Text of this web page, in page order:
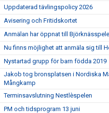
Uppdaterad tävlingspolicy 2026
Avisering och Fritidskortet
Anmälan har öppnat till
Nu finns möjlighet att anmäla sig till
Nystartad grupp för barn födda 2019
Jakob tog bronsplatsen i Nordiska
Mångkamp
Terminsavslutning Nestlèspelen
PM och tidsprogram 13 juni